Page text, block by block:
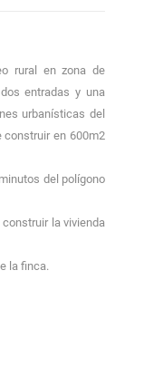
rural en zona de
entradas y una
urbanísticas del
construir en 600m2
del polígono
la vivienda
la finca.